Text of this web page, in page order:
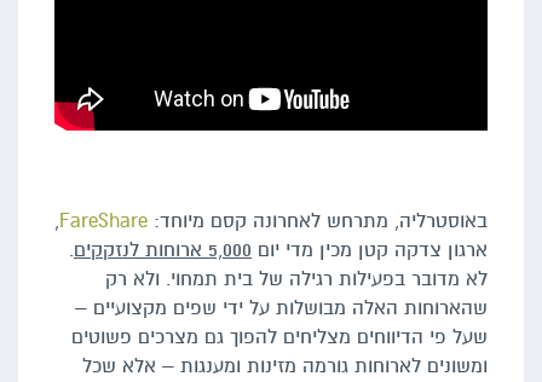
באוסטרליה, מתרחש לאחרונה קסם מיוחד: FareShare
,
ארגון צדקה קטן מכין מדי יום 5,000 ארוחות לנזקקים
.
לא מדובר בפעילות רגילה של בית תמחוי. ולא רק
שהארוחות האלה מבושלות על ידי שפים מקצועיים –
שעל פי הדיווחים מצליחים להפוך גם מצרכים פשוטים
ומשונים לארוחות גורמה מזינות ומענגות – אלא שכל